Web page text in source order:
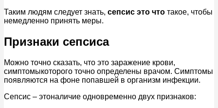
Таким людям следует знать, сепсис это что такое, чтобы
немедленно принять меры.
Признаки сепсиса
Можно точно сказать, что это заражение крови,
симптомыкоторого точно определены врачом. Симптомы
появляются на фоне попавшей в организм инфекции.
Сепсис – этоналичие одновременно двух признаков: